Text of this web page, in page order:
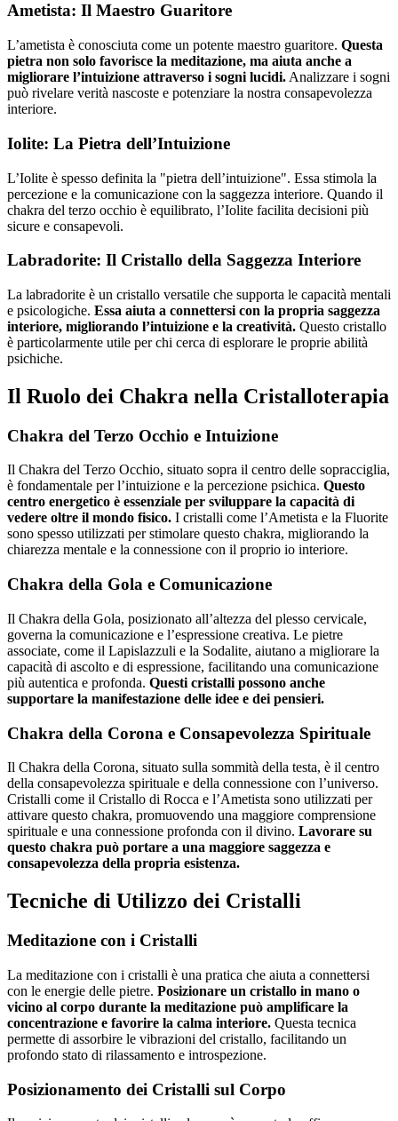
Ametista: Il Maestro Guaritore
L’ametista è conosciuta come un potente maestro guaritore. Questa
pietra non solo favorisce la meditazione, ma aiuta anche a
migliorare l’intuizione attraverso i sogni lucidi. Analizzare i sogni
può rivelare verità nascoste e potenziare la nostra consapevolezza
interiore.
Iolite: La Pietra dell’Intuizione
L’Iolite è spesso definita la "pietra dell’intuizione". Essa stimola la
percezione e la comunicazione con la saggezza interiore. Quando il
chakra del terzo occhio è equilibrato, l’Iolite facilita decisioni più
sicure e consapevoli.
Labradorite: Il Cristallo della Saggezza Interiore
La labradorite è un cristallo versatile che supporta le capacità mentali
e psicologiche. Essa aiuta a connettersi con la propria saggezza
interiore, migliorando l’intuizione e la creatività. Questo cristallo
è particolarmente utile per chi cerca di esplorare le proprie abilità
psichiche.
Il Ruolo dei Chakra nella Cristalloterapia
Chakra del Terzo Occhio e Intuizione
Il Chakra del Terzo Occhio, situato sopra il centro delle sopracciglia,
è fondamentale per l’intuizione e la percezione psichica. Questo
centro energetico è essenziale per sviluppare la capacità di
vedere oltre il mondo fisico. I cristalli come l’Ametista e la Fluorite
sono spesso utilizzati per stimolare questo chakra, migliorando la
chiarezza mentale e la connessione con il proprio io interiore.
Chakra della Gola e Comunicazione
Il Chakra della Gola, posizionato all’altezza del plesso cervicale,
governa la comunicazione e l’espressione creativa. Le pietre
associate, come il Lapislazzuli e la Sodalite, aiutano a migliorare la
capacità di ascolto e di espressione, facilitando una comunicazione
più autentica e profonda. Questi cristalli possono anche
supportare la manifestazione delle idee e dei pensieri.
Chakra della Corona e Consapevolezza Spirituale
Il Chakra della Corona, situato sulla sommità della testa, è il centro
della consapevolezza spirituale e della connessione con l’universo.
Cristalli come il Cristallo di Rocca e l’Ametista sono utilizzati per
attivare questo chakra, promuovendo una maggiore comprensione
spirituale e una connessione profonda con il divino. Lavorare su
questo chakra può portare a una maggiore saggezza e
consapevolezza della propria esistenza.
Tecniche di Utilizzo dei Cristalli
Meditazione con i Cristalli
La meditazione con i cristalli è una pratica che aiuta a connettersi
con le energie delle pietre. Posizionare un cristallo in mano o
vicino al corpo durante la meditazione può amplificare la
concentrazione e favorire la calma interiore. Questa tecnica
permette di assorbire le vibrazioni del cristallo, facilitando un
profondo stato di rilassamento e introspezione.
Posizionamento dei Cristalli sul Corpo